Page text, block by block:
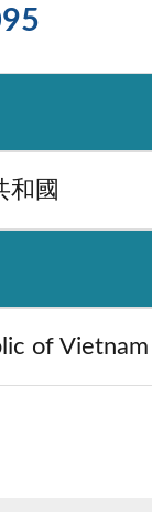
和國
of Vietnam